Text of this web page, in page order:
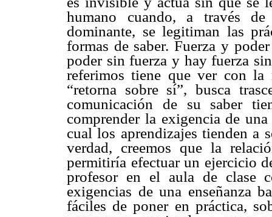
humano cuando, a través
dominante, se legitiman las
formas de saber. Fuerza y
poder sin fuerza y hay fuerza
referimos tiene que ver con la
“retorna sobre sí”, busca
comunicación de su saber
comprender la exigencia de
cual los aprendizajes tienden a
verdad, creemos que la
permitiría efectuar un ejercicio
profesor en el aula de clase
exigencias de una enseñanza
fáciles de poner en práctica,